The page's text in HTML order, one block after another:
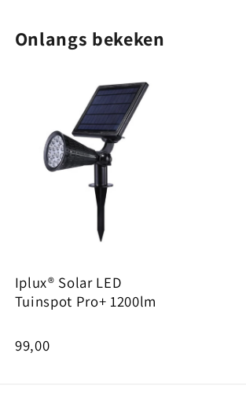
Onlangs bekeken
Iplux® Solar LED
Tuinspot Pro+ 1200lm
99,00